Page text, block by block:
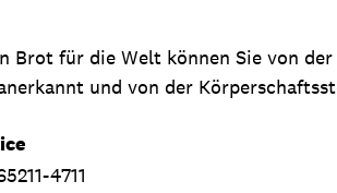
Brot für die Welt können Sie von
und von der
4711